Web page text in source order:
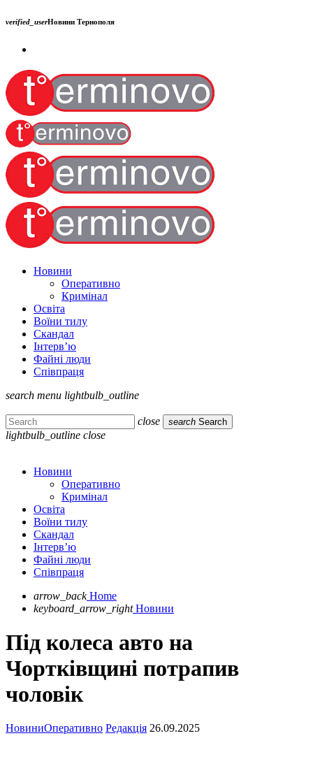
verified_userНовини Тернополя
Новини
Оперативно
Кримінал
Освіта
Воїни тилу
Скандал
Інтерв’ю
Файні люди
Співпраця
search menu lightbulb_outline
close search Search
lightbulb_outline close
Новини
Оперативно
Кримінал
Освіта
Воїни тилу
Скандал
Інтерв’ю
Файні люди
Співпраця
arrow_back Home
keyboard_arrow_right Новини
Під колеса авто на
Чортківщині потрапив
чоловік
НовиниОперативно Редакція 26.09.2025